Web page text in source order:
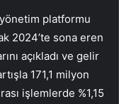
platformu
2024’te sona eren
açıkladı ve gelir
171,1 milyon
işlemlerde %1,15